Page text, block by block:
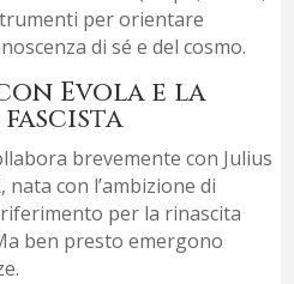
per orientare
di sé e del cosmo.
Evola e la
fascista
brevemente con Julius
nata con l’ambizione di
per la rinascita
ben presto emergono